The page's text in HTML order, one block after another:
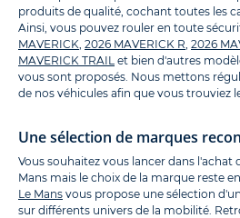
produits de qualité, cochant toutes les
Ainsi, vous pouvez rouler en toute
MAVERICK 2026 MAVERICK R 2026
MAVERICK TRAIL et bien d'autres
vous sont proposés. Nous mettons
de nos véhicules afin que vous trouviez
Une sélection de marques
Vous souhaitez vous lancer dans l'achat
Mans mais le choix de la marque reste
Le Mans vous propose une sélection
sur différents univers de la mobilité.